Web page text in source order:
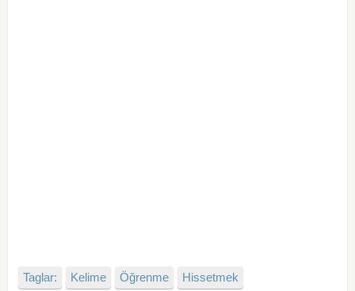
Taglar: Kelime Öğrenme Hissetmek